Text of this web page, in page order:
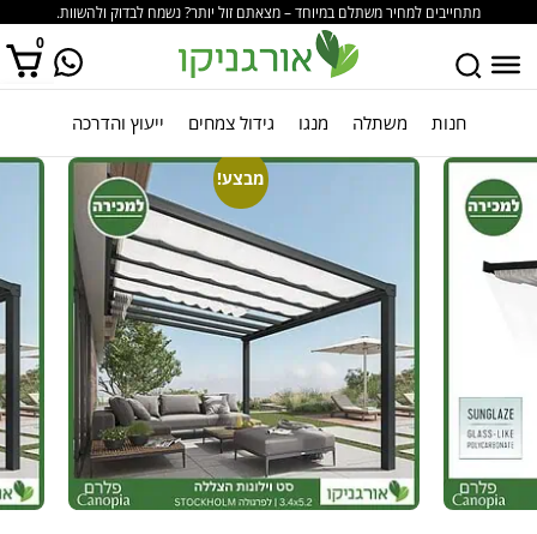
מתחייבים למחיר משתלם במיוחד – מצאתם זול יותר? נשמח לבדוק ולהשוות.
0
אין מוצרים בסל הקניות. חנות משתלה מנגו גידול צמחים ייעוץ והדרכה
מבצע!